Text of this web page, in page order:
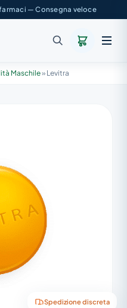
— Consegna veloce
Maschile» Levitra
Spedizione discreta